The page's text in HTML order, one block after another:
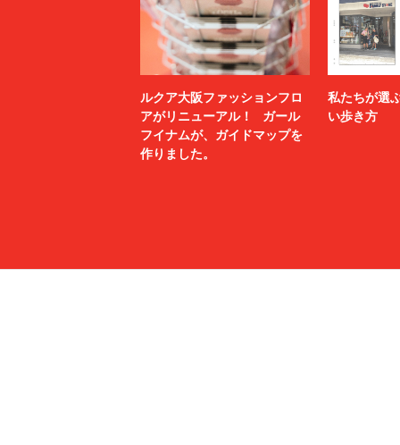
ルクア大阪ファッションフロ
アがリニューアル！ ガール
フイナムが、ガイドマップを
作りました。
私たちが選
い歩き方